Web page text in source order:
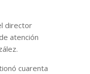
director
atención
cuarenta